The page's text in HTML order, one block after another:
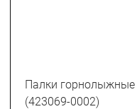
Палки горнолыжные
(423069-0002)